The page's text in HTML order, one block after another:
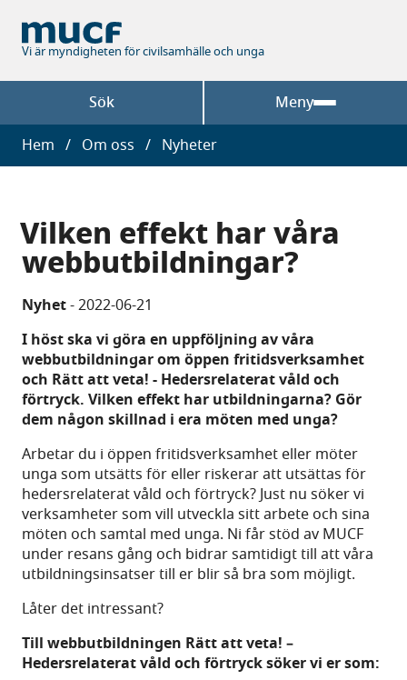
huvudinnehåll
Vi är myndigheten för civilsamhälle och unga
Sök Meny
Länkstig
Hem Om oss Nyheter
Vilken effekt har våra
webbutbildningar?
Nyhet-2022-06-21
I höst ska vi göra en uppföljning av våra
webbutbildningar om öppen fritidsverksamhet
och Rätt att veta! - Hedersrelaterat våld och
förtryck. Vilken effekt har utbildningarna? Gör
dem någon skillnad i era möten med unga?
Arbetar du i öppen fritidsverksamhet eller möter
unga som utsätts för eller riskerar att utsättas för
hedersrelaterat våld och förtryck? Just nu söker vi
verksamheter som vill utveckla sitt arbete och sina
möten och samtal med unga. Ni får stöd av MUCF
under resans gång och bidrar samtidigt till att våra
utbildningsinsatser till er blir så bra som möjligt.
Låter det intressant?
Till webbutbildningen Rätt att veta! –
Hedersrelaterat våld och förtryck söker vi er som: